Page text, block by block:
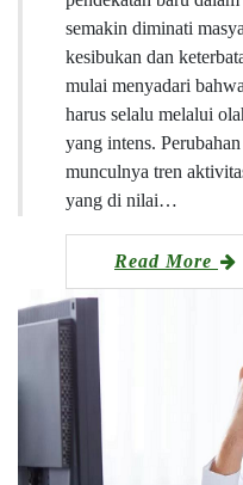
semakin diminati
kesibukan dan
mulai menyadari
harus selalu melalui
yang intens.
munculnya tren
yang di nilai…
Read More